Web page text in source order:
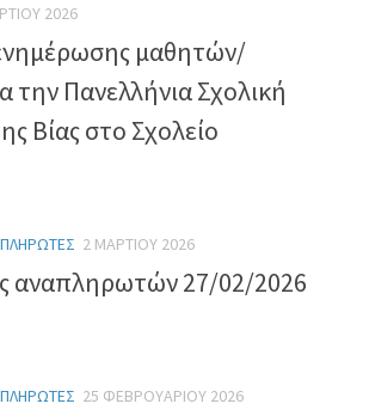
2026
μαθητών/
την Πανελλήνια Σχολική
Βίας στο Σχολείο
2 ΜΑΡΤΊΟΥ 2026
αναπληρωτών 27/02/2026
25 ΦΕΒΡΟΥΑΡΊΟΥ 2026